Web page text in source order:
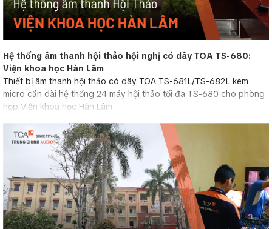
Hệ thống âm thanh hội thảo hội nghị có dây TOA TS-680:
Viện khoa học Hàn Lâm
Thiết bị âm thanh hội thảo có dây TOA TS-681L/TS-682L kèm
micro cần dài hệ thống 24 máy hội thảo tối đa TS-680 cho phòng
họp Viện khoa học Hàn Lâm